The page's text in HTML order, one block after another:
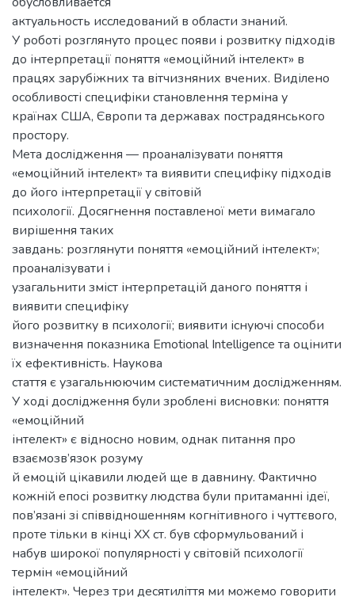
актуальность исследований в области знаний.
У роботі розглянуто процес появи і розвитку підходів
до інтерпретації поняття «емоційний інтелект» в
працях зарубіжних та вітчизняних вчених. Виділено
особливості специфіки становлення терміна у
країнах США, Європи та державах пострадянського
простору.
Мета дослідження — проаналізувати поняття
«емоційний інтелект» та виявити специфіку підходів
до його інтерпретації у світовій
психології. Досягнення поставленої мети вимагало
вирішення таких
завдань: розглянути поняття «емоційний інтелект»;
проаналізувати і
узагальнити зміст інтерпретацій даного поняття і
виявити специфіку
його розвитку в психології; виявити існуючі способи
визначення показника Emotional Intelligence та оцінити
їх ефективність. Наукова
стаття є узагальнюючим систематичним дослідженням.
У ході дослідження були зроблені висновки: поняття
«емоційний
інтелект» є відносно новим, однак питання про
взаємозв’язок розуму
й емоцій цікавили людей ще в давнину. Фактично
кожній епосі розвитку людства були притаманні ідеї,
пов’язані зі співвідношенням когнітивного і чуттєвого,
проте тільки в кінці XX ст. був сформульований і
набув широкої популярності у світовій психології
термін «емоційний
інтелект». Через три десятиліття ми можемо говорити